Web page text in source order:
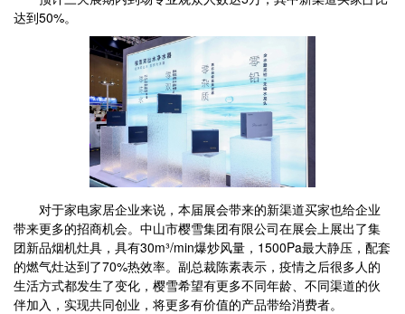
达到50%。
对于家电家居企业来说，本届展会带来的新渠道买家也给企业
带来更多的招商机会。中山市樱雪集团有限公司在展会上展出了集
团新品烟机灶具，具有30m³/min爆炒风量，1500Pa最大静压，配套
的燃气灶达到了70%热效率。副总裁陈素表示，疫情之后很多人的
生活方式都发生了变化，樱雪希望有更多不同年龄、不同渠道的伙
伴加入，实现共同创业，将更多有价值的产品带给消费者。